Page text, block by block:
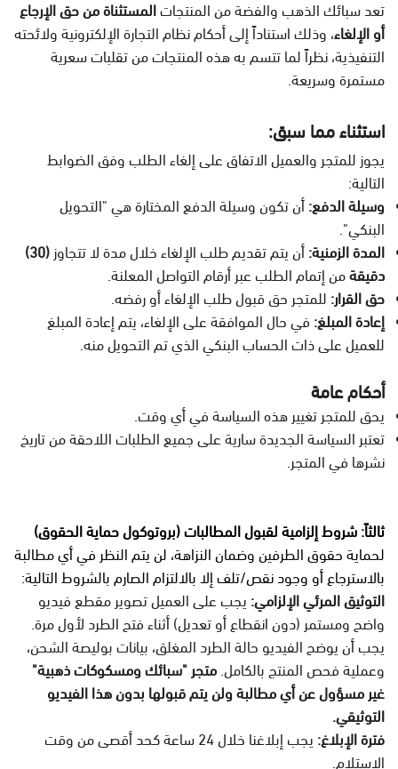
تعد سبائك الذهب والفضة من المنتجاتالمستثناة من حق الإرجاع
أو الإلغاء، وذلك استناداً إلى أحكام نظام التجارة الإلكترونية ولائحته
التنفيذية، نظراً لما تتسم به هذه المنتجات من تقلبات سعرية
مستمرة وسريعة.
استثناء مما سبق:
يجوز للمتجر والعميل الاتفاق على إلغاء الطلب وفق الضوابط
التالية:
وسيلة الدفع: أن تكون وسيلة الدفع المختارة هي "التحويل
البنكي".
المدة الزمنية: أن يتم تقديم طلب الإلغاء خلال مدة لا تتجاوز
(30)
دقيقةمن إتمام الطلب عبر أرقام التواصل المعلنة.
حق القرار: للمتجر حق قبول طلب الإلغاء أو رفضه.
إعادة المبلغ: في حال الموافقة على الإلغاء، يتم إعادة المبلغ
للعميل على ذات الحساب البنكي الذي تم التحويل منه.
أحكام عامة
يحق للمتجر تغيير هذه السياسة في أي وقت.
تعتبر السياسة الجديدة سارية على جميع الطلبات اللاحقة من تاريخ
نشرها في المتجر.
ثالثاً: شروط إلزامية لقبول المطالبات (بروتوكول حماية الحقوق)
لحماية حقوق الطرفين وضمان النزاهة، لن يتم النظر في أي مطالبة
بالاسترجاع أو وجود نقص/تلف إلا بالالتزام الصارم بالشروط التالية:
التوثيق المرئي الإلزامي: يجب على العميل تصوير مقطع فيديو
واضح ومستمر (دون انقطاع أو تعديل) أثناء فتح الطرد لأول مرة.
يجب أن يوضح الفيديو حالة الطرد المغلق، بيانات بوليصة الشحن،
وعملية فحص المنتج بالكامل. متجر "سبائك ومسكوكات ذهبية"
غير مسؤول عن أي مطالبة ولن يتم قبولها بدون هذا الفيديو
التوثيقي.
فترة الإبلاغ:
يجب إبلاغنا خلال 24 ساعة كحد أقصى من وقت
الاستلام.